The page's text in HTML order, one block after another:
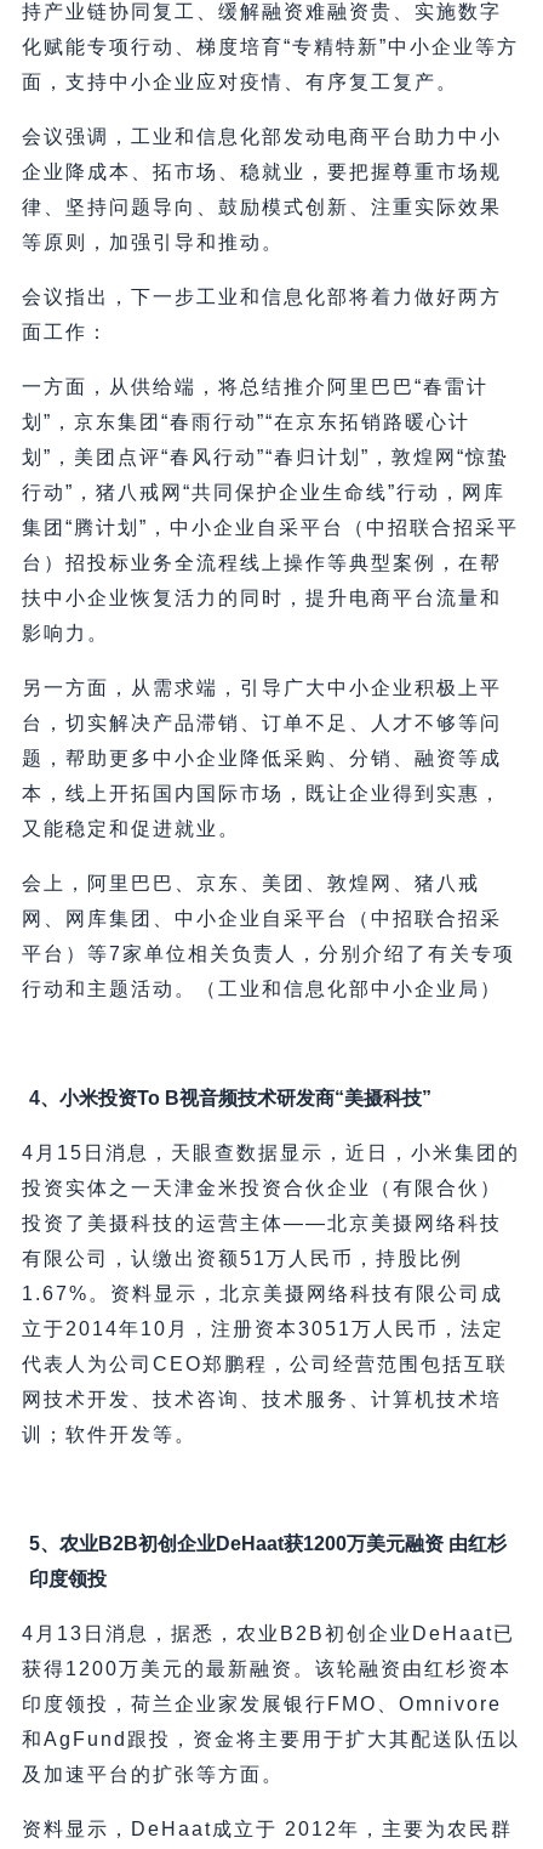
持产业链协同复工、缓解融资难融资贵、实施数字
化赋能专项行动、梯度培育“专精特新”中小企业等方
面，支持中小企业应对疫情、有序复工复产。
会议强调，工业和信息化部发动电商平台助力中小
企业降成本、拓市场、稳就业，要把握尊重市场规
律、坚持问题导向、鼓励模式创新、注重实际效果
等原则，加强引导和推动。
会议指出，下一步工业和信息化部将着力做好两方
面工作：
一方面，从供给端，将总结推介阿里巴巴“春雷计
划”，京东集团“春雨行动”“在京东拓销路暖心计
划”，美团点评“春风行动”“春归计划”，敦煌网“惊蛰
行动”，猪八戒网“共同保护企业生命线”行动，网库
集团“腾计划”，中小企业自采平台（中招联合招采平
台）招投标业务全流程线上操作等典型案例，在帮
扶中小企业恢复活力的同时，提升电商平台流量和
影响力。
另一方面，从需求端，引导广大中小企业积极上平
台，切实解决产品滞销、订单不足、人才不够等问
题，帮助更多中小企业降低采购、分销、融资等成
本，线上开拓国内国际市场，既让企业得到实惠，
又能稳定和促进就业。
会上，阿里巴巴、京东、美团、敦煌网、猪八戒
网、网库集团、中小企业自采平台（中招联合招采
平台）等7家单位相关负责人，分别介绍了有关专项
行动和主题活动。（工业和信息化部中小企业局）
4、小米投资To B视音频技术研发商“美摄科技”
4月15日消息，天眼查数据显示，近日，小米集团的
投资实体之一天津金米投资合伙企业（有限合伙）
投资了美摄科技的运营主体——北京美摄网络科技
有限公司，认缴出资额51万人民币，持股比例
1.67%。资料显示，北京美摄网络科技有限公司成
立于2014年10月，注册资本3051万人民币，法定
代表人为公司CEO郑鹏程，公司经营范围包括互联
网技术开发、技术咨询、技术服务、计算机技术培
训；软件开发等。
5、农业B2B初创企业DeHaat获1200万美元融资 由红杉
印度领投
4月13日消息，据悉，农业B2B初创企业DeHaat已
获得1200万美元的最新融资。该轮融资由红杉资本
印度领投，荷兰企业家发展银行FMO、Omnivore
和AgFund跟投，资金将主要用于扩大其配送队伍以
及加速平台的扩张等方面。
资料显示，DeHaat成立于 2012年，主要为农民群